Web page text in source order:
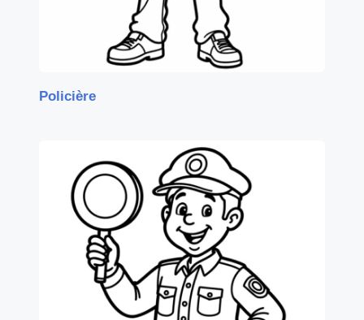
Policière